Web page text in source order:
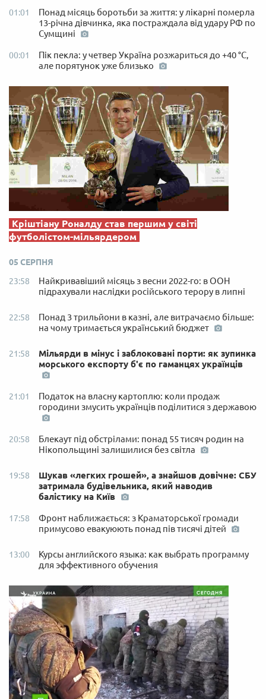
01:01
Понад місяць боротьби за життя: у лікарні померла
13-річна дівчинка, яка постраждала від удару РФ по
Сумщині
00:01
Пік пекла: у четвер Україна розжариться до +40 °C,
але порятунок уже близько
Кріштіану Роналду став першим у світі
футболістом-мільярдером
05 СЕРПНЯ
23:58
Найкривавіший місяць з весни 2022-го: в ООН
підрахували наслідки російського терору в липні
22:58
Понад 3 трильйони в казні, але витрачаємо більше:
на чому тримається український бюджет
21:58
Мільярди в мінус і заблоковані порти: як зупинка
морського експорту б'є по гаманцях українців
21:01
Податок на власну картоплю: коли продаж
городини змусить українців поділитися з державою
20:58
Блекаут під обстрілами: понад 55 тисяч родин на
Нікопольщині залишилися без світла
19:58
Шукав «легких грошей», а знайшов довічне: СБУ
затримала будівельника, який наводив
балістику на Київ
17:58
Фронт наближається: з Краматорської громади
примусово евакуюють понад пів тисячі дітей
13:00
Курсы английского языка: как выбрать программу
для эффективного обучения